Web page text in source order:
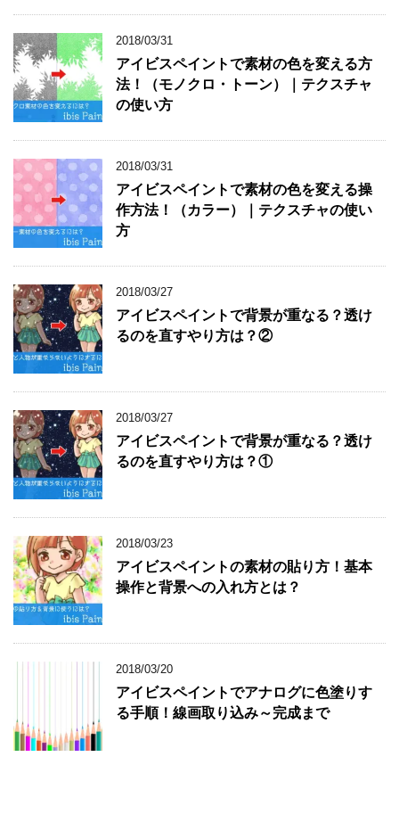
2018/03/31
アイビスペイントで素材の色を変える方
法！（モノクロ・トーン）｜テクスチャ
の使い方
2018/03/31
アイビスペイントで素材の色を変える操
作方法！（カラー）｜テクスチャの使い
方
2018/03/27
アイビスペイントで背景が重なる？透け
るのを直すやり方は？②
2018/03/27
アイビスペイントで背景が重なる？透け
るのを直すやり方は？①
2018/03/23
アイビスペイントの素材の貼り方！基本
操作と背景への入れ方とは？
2018/03/20
アイビスペイントでアナログに色塗りす
る手順！線画取り込み～完成まで